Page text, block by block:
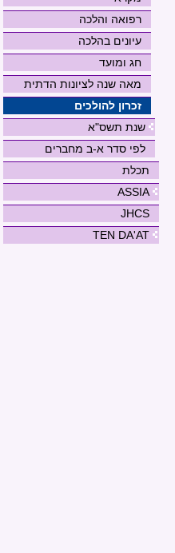
רפואה והלכה
עיונים בהלכה
חג ומועד
מאה שנה לציונות הדתית
זכרון להולכים
שנת תשס"א
לפי סדר א-ב מחברים
תכלת
ASSIA
JHCS
TEN DA'AT